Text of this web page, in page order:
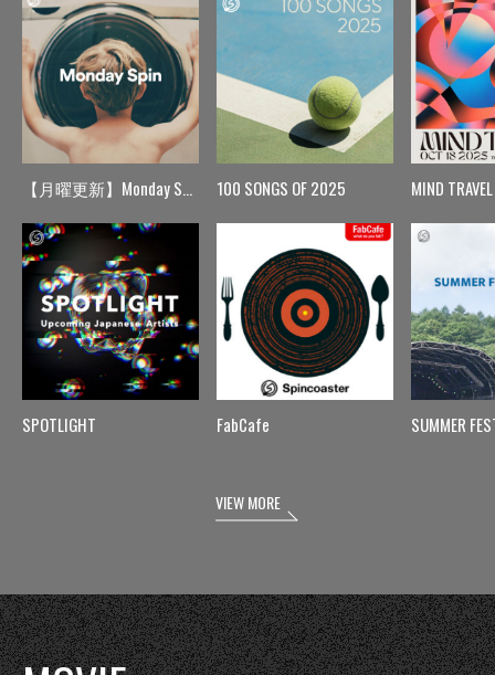
【月曜更新】Monday Spin
SPOTLIGHT
100 SONGS OF 2025
FabCafe
MIND TRAVEL
SUMMER
VIEW MORE